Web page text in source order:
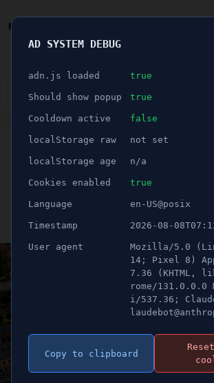
👮🏻‍♂️ BLÅLJUS ÅSIKTER SPORT
ANNONS
Nu får Södertälje
filmfestival
Publicerad 2 juli 2026 08:00
Uppdaterad 2 juli 2026 08:00
AD SYSTEM DEBUG
adn.js loaded true
Should show popup true
Cooldown active false
localStorage raw not set
localStorage age n/a
Cookies enabled true
Language en-US@posix
Timestamp 2026-08-
User agent
Mozilla/5.0
14; Pixel 8)
7.36 (KHTML,
rome/131.0.0.0
i/537.36;
Copy to clipboard